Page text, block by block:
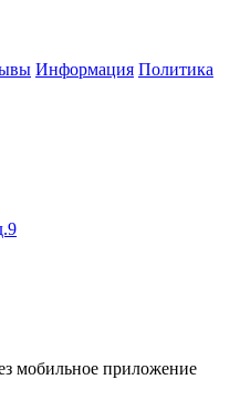
Информация Политика
мобильное приложение